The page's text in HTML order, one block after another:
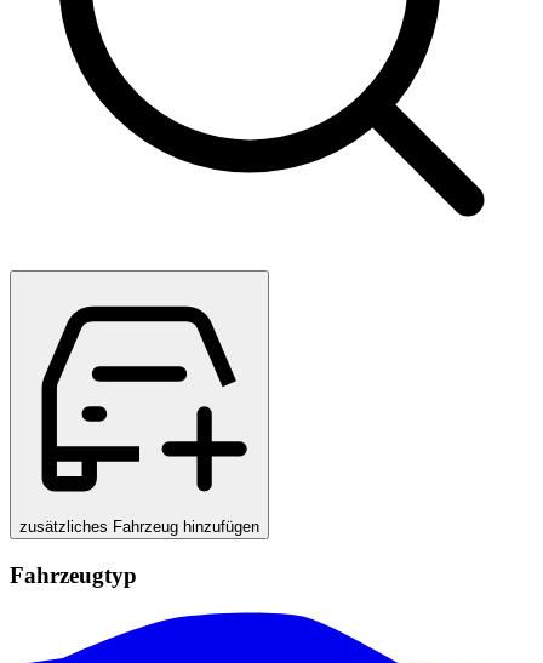
zusätzliches Fahrzeug hinzufügen
Fahrzeugtyp